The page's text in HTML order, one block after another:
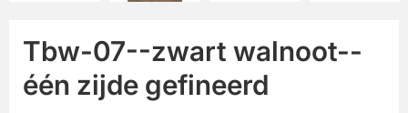
Tbw-07--zwart walnoot--
één zijde gefineerd